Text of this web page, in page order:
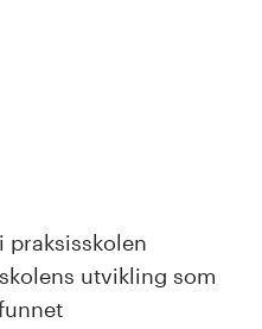
praksisskolen
utvikling som